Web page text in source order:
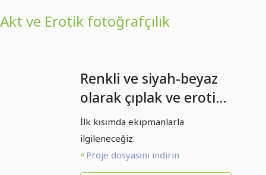
Akt ve Erotik fotoğrafçılık
Renkli ve siyah-beyaz
olarak çıplak ve erotik
fotoğrafçılığı - 01 -
Ekipman
İlk kısımda ekipmanlarla
ilgileneceğiz.
Proje dosyasını indirin